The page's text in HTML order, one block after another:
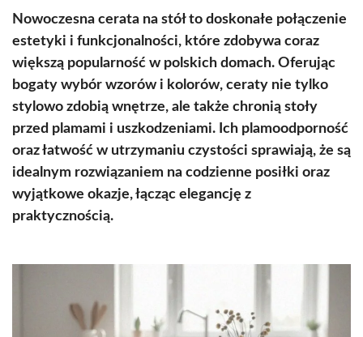
Nowoczesna cerata na stół to doskonałe połączenie
estetyki i funkcjonalności, które zdobywa coraz
większą popularność w polskich domach. Oferując
bogaty wybór wzorów i kolorów, ceraty nie tylko
stylowo zdobią wnętrze, ale także chronią stoły
przed plamami i uszkodzeniami. Ich plamoodporność
oraz łatwość w utrzymaniu czystości sprawiają, że są
idealnym rozwiązaniem na codzienne posiłki oraz
wyjątkowe okazje, łącząc elegancję z
praktycznością.